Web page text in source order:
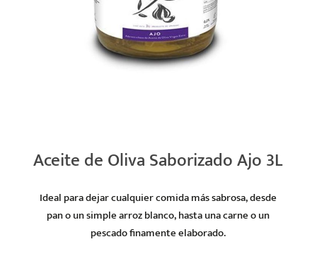
Aceite de Oliva Saborizado Ajo 3L
Ideal para dejar cualquier comida más sabrosa, desde
pan o un simple arroz blanco, hasta una carne o un
pescado finamente elaborado.